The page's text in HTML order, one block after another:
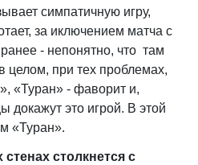
симпатичную игру,
за иключением матча с
- непонятно, что там
целом, при тех проблемах,
«Туран» - фаворит и,
докажут это игрой. В этой
«Туран».
столкнется с